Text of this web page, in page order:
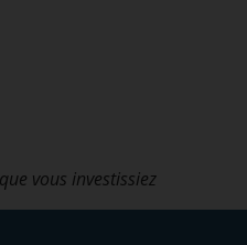
vous investissiez